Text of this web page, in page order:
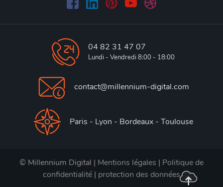
04 82 31 47 07
Lundi - Vendredi 8:00 - 18:00
contact@millennium-digital.com
Paris - Lyon - Bordeaux - Toulouse
© Millennium Digital | Mentions légales | Politique de
confidentialité | protection des données